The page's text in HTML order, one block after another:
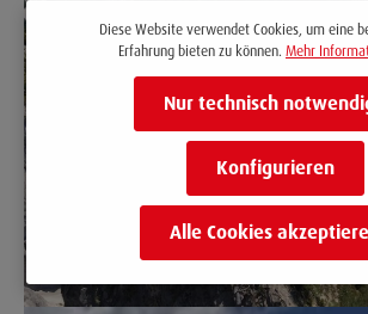
Diese Website verwendet Cookies, um eine
Erfahrung bieten zu können. Mehr
Nur technisch
Konfigurieren
Alle Cookies